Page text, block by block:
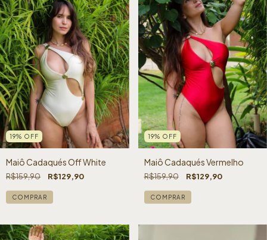
19% OFF
Maiô Cadaqués Off White
R$159,90 R$129,90
COMPRAR
19% OFF
Maiô Cadaqués Vermelho
R$159,90 R$129,90
COMPRAR